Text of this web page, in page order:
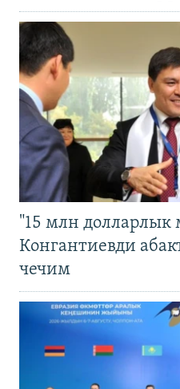
"15 млн долларлык
Конгантиевди
чечим